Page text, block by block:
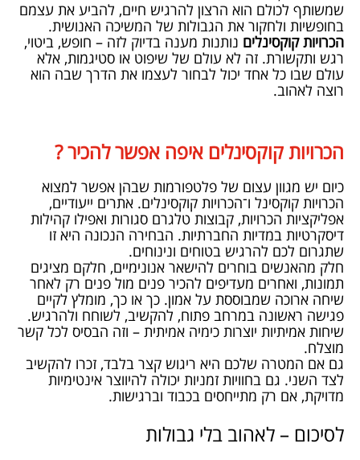
שמשותף לכולם הוא הרצון להרגיש חיים, להביע את עצמם
בחופשיות ולחקור את הגבולות של המשיכה האנושית.
הכרויות קוקסינלים נותנות מענה בדיוק לזה – חופש, ביטוי,
רגש ותקשורת. זה לא עולם של שיפוט או סטיגמות, אלא
עולם שבו כל אחד יכול לבחור לעצמו את הדרך שבה הוא
רוצה לאהוב.
הכרויות קוקסינלים איפה אפשר להכיר ?
כיום יש מגוון עצום של פלטפורמות שבהן אפשר למצוא
הכרויות קוקסינל ו־הכרויות קוקסינלים. אתרים ייעודיים,
אפליקציות הכרויות, קבוצות טלגרם סגורות ואפילו קהילות
דיסקרטיות במדיות החברתיות. הבחירה הנכונה היא זו
שתגרום לכם להרגיש בטוחים ונינוחים.
חלק מהאנשים בוחרים להישאר אנונימיים, חלקם מציגים
תמונות, ואחרים מעדיפים להכיר פנים מול פנים רק לאחר
שיחה ארוכה שמבוססת על אמון. כך או כך, מומלץ לקיים
פגישה ראשונה במרחב פתוח, להקשיב, לשוחח ולהרגיש.
שיחות אמיתיות יוצרות כימיה אמיתית – וזה הבסיס לכל קשר
מוצלח.
גם אם המטרה שלכם היא ריגוש קצר בלבד, זכרו להקשיב
לצד השני. גם בחוויות זמניות יכולה להיווצר אינטימיות
מדויקת, אם רק מתייחסים בכבוד וברגישות.
לסיכום – לאהוב בלי גבולות